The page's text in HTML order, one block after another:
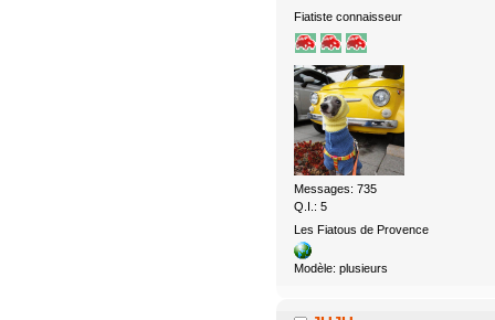
Fiatiste connaisseur
Messages: 735
Q.I.: 5
Les Fiatous de Provence
Modèle: plusieurs